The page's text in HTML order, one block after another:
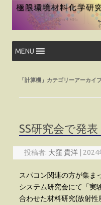
コ
ン
ツ
キ
ッ
MENU
「計算機 」カテゴリーアーカイ
SS研究会で発表
投稿者: 大窪 貴洋 2024
スパコン関連の方が集ま
システム研究会にて「実
合わせた材料研究(放射